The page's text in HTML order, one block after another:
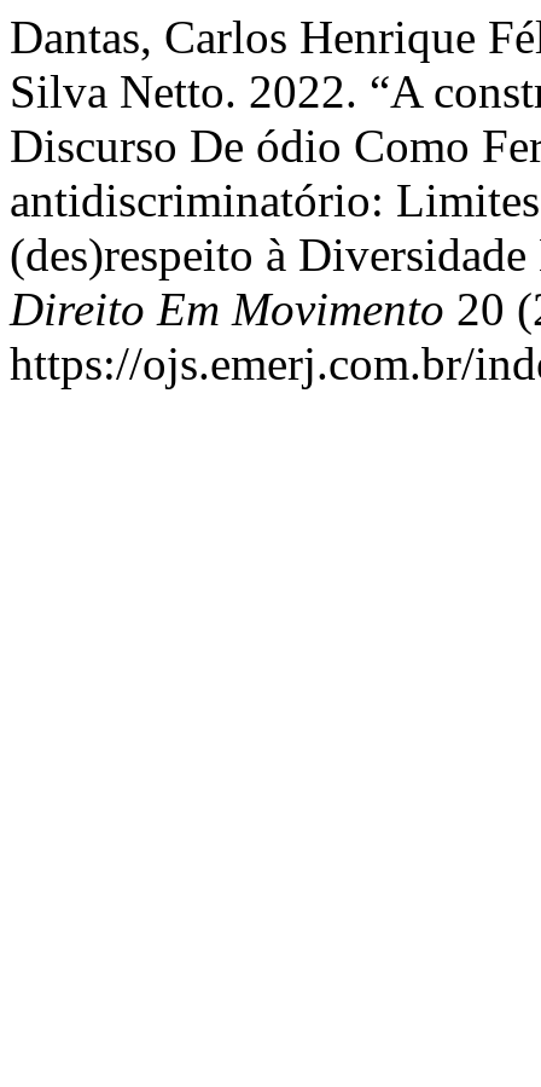
Dantas, Carlos Henrique
Silva Netto. 2022. “A
Discurso De ódio Como
antidiscriminatório:
(des)respeito à
Direito Em Movimento 20
https://ojs.emerj.com.br/